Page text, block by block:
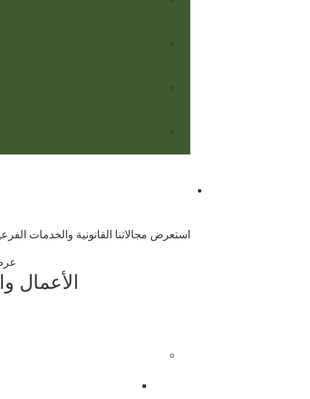
استعرض مجالاتنا القانونية والخدمات
الأعمال